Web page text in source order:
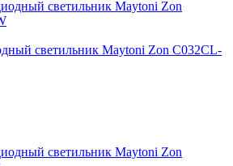
светильник Maytoni Zon C032CL-